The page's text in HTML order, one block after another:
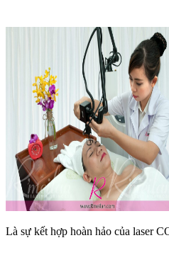
Là sự kết hợp hoàn hảo của laser